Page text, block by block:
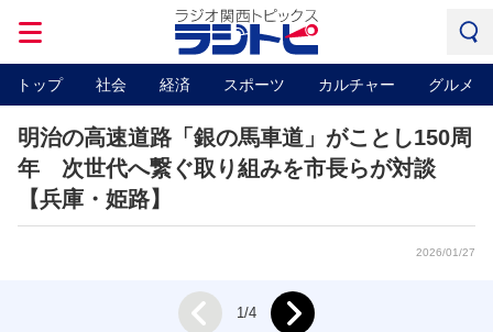
トップ 社会 経済 スポーツ カルチャー グルメ
明治の高速道路「銀の馬車道」がことし150周
年 次世代へ繋ぐ取り組みを市長らが対談
【兵庫・姫路】
2026/01/27
Prev 1/4 Next